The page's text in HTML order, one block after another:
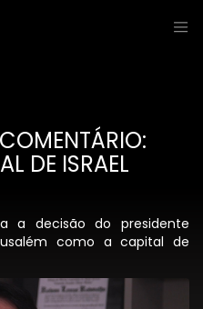
DE ISRAEL
a decisão do presidente
como a capital de